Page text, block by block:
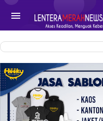
-->
